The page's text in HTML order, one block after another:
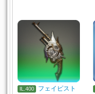
IL.400 フェイピスト